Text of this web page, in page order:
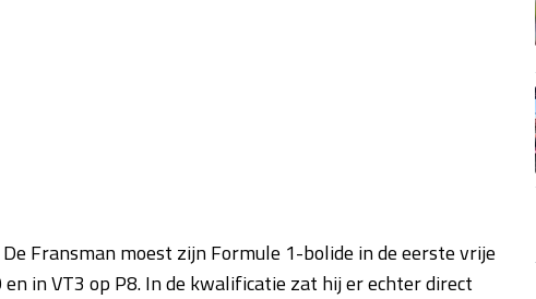
Fransman moest zijn Formule 1-bolide in de eerste vrije
in VT3 op P8. In de kwalificatie zat hij er echter direct